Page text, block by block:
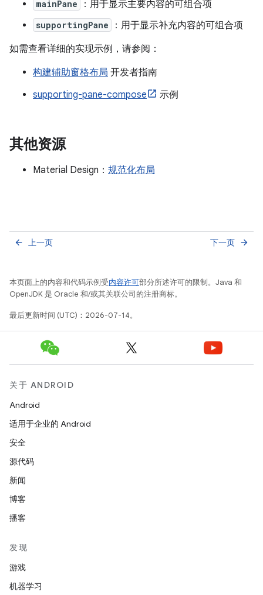
mainPane ：用于显示主要内容的可组合项
supportingPane
：用于显示补充内容的可组合项
如需查看详细的实现示例，请参阅：
构建辅助窗格布局 开发者指南
supporting-pane-compose
示例
其他资源
Material Design： 规范化布局
上一页
arrow_back 下一页 arrow_forward
本页面上的内容和代码示例受内容许可部分所述许可的限制。Java 和
OpenJDK 是 Oracle 和/或其关联公司的注册商标。
最后更新时间 (UTC)：2026-07-14。
关于 ANDROID
Android
适用于企业的 Android
安全
源代码
新闻
博客
播客
发现
游戏
机器学习